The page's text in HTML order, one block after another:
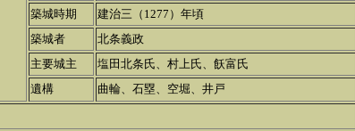
築城時期
建治三（1277）年頃
築城者
北条義政
主要城主
塩田北条氏、村上氏、飫富氏
遺構
曲輪、石塁、空堀、井戸